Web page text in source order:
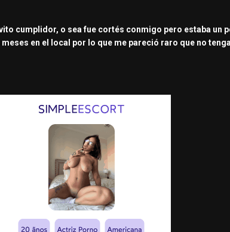
cumplidor, o sea fue cortés conmigo pero estaba un
en el local por lo que me pareció raro que no